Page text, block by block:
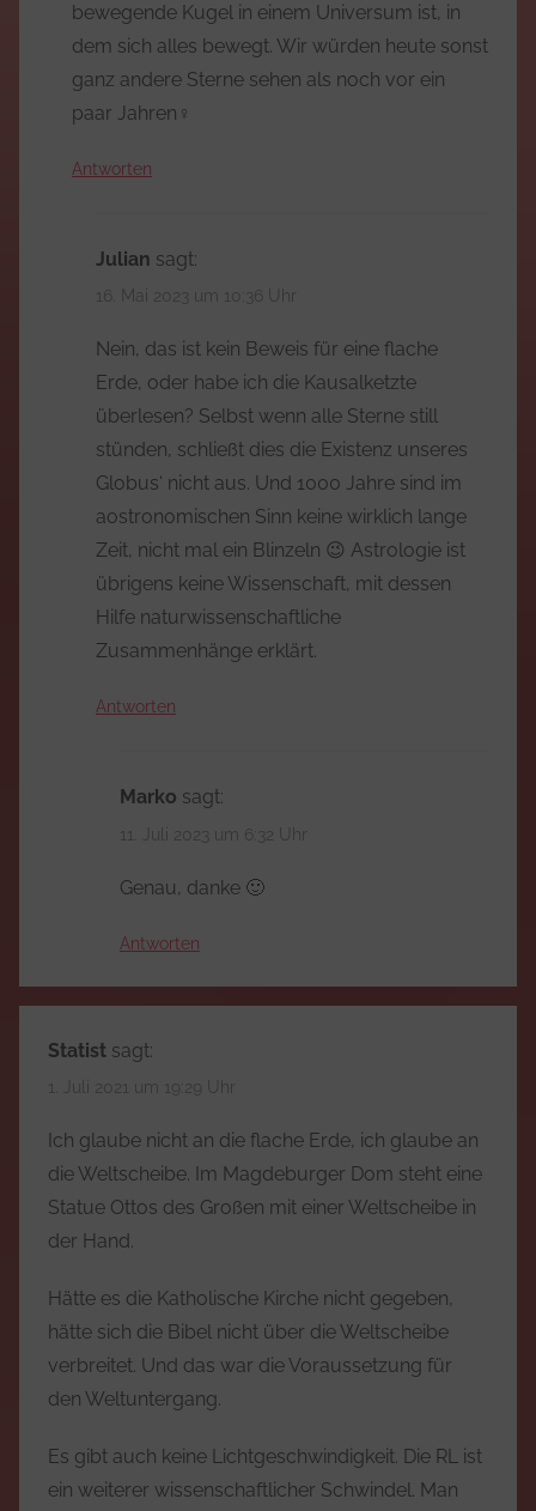
bewegende Kugel in einem Universum ist, in
dem sich alles bewegt. Wir würden heute sonst
ganz andere Sterne sehen als noch vor ein
paar Jahren‍♀️
Antworten
Julian sagt:
16. Mai 2023 um 10:36 Uhr
Nein, das ist kein Beweis für eine flache
Erde, oder habe ich die Kausalketzte
überlesen? Selbst wenn alle Sterne still
stünden, schließt dies die Existenz unseres
Globus‘ nicht aus. Und 1000 Jahre sind im
aostronomischen Sinn keine wirklich lange
Zeit, nicht mal ein Blinzeln 😉 Astrologie ist
übrigens keine Wissenschaft, mit dessen
Hilfe naturwissenschaftliche
Zusammenhänge erklärt.
Antworten
Marko sagt:
11. Juli 2023 um 6:32 Uhr
Genau, danke 🙂
Antworten
Statist sagt:
1. Juli 2021 um 19:29 Uhr
Ich glaube nicht an die flache Erde, ich glaube an
die Weltscheibe. Im Magdeburger Dom steht eine
Statue Ottos des Großen mit einer Weltscheibe in
der Hand.
Hätte es die Katholische Kirche nicht gegeben,
hätte sich die Bibel nicht über die Weltscheibe
verbreitet. Und das war die Voraussetzung für
den Weltuntergang.
Es gibt auch keine Lichtgeschwindigkeit. Die RL ist
ein weiterer wissenschaftlicher Schwindel. Man